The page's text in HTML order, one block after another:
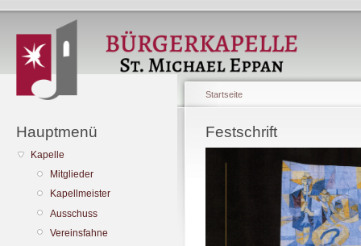
Hauptmenü
Kapelle
Mitglieder
Kapellmeister
Ausschuss
Vereinsfahne
Startseite
Festschrift